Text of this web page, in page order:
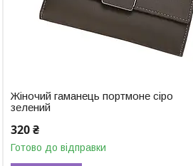
Жіночий гаманець портмоне сіро
зелений
320 ₴
Готово до відправки